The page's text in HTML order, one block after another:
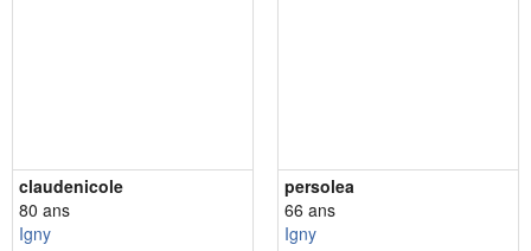
claudenicole
80 ans
Igny
persolea
66 ans
Igny